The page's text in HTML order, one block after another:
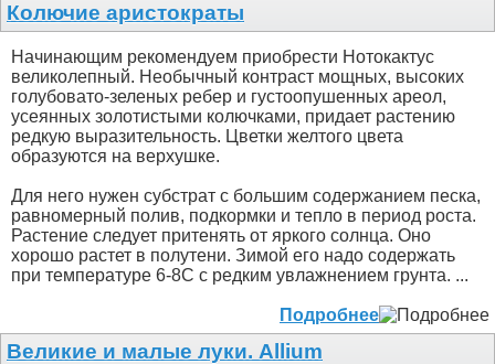
Колючие аристократы
Начинающим рекомендуем приобрести Нотокактус
великолепный. Необычный контраст мощных, высоких
голубовато-зеленых ребер и густоопушенных ареол,
усеянных золотистыми колючками, придает растению
редкую выразительность. Цветки желтого цвета
образуются на верхушке.
Для него нужен субстрат с большим содержанием песка,
равномерный полив, подкормки и тепло в период роста.
Растение следует притенять от яркого солнца. Оно
хорошо растет в полутени. Зимой его надо содержать
при температуре 6-8С с редким увлажнением грунта. ...
Подробнее
Великие и малые луки. Allium